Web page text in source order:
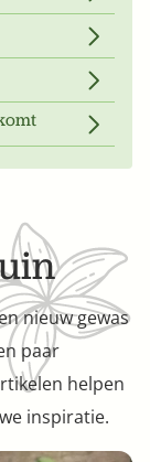
nieuw gewas
paar
helpen
inspiratie.